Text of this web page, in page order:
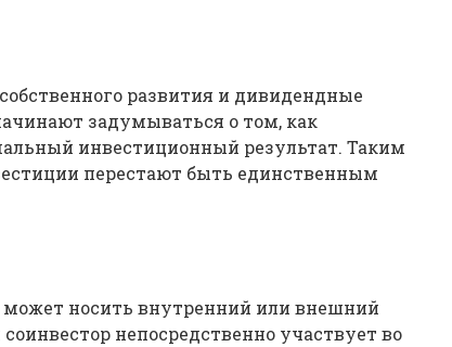
развития и дивидендные
задумываться о том, как
инвестиционный результат. Таким
перестают быть единственным
может носить внутренний или внешний
непосредственно участвует во